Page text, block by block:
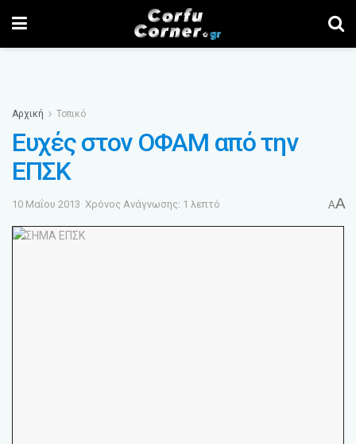
Αρχική Τοπικό
Ευχές στον ΟΦΑΜ από την
ΕΠΣΚ
10 Μαΐου 2013 Χρόνος Ανάγνωσης: 1 λεπτό AA